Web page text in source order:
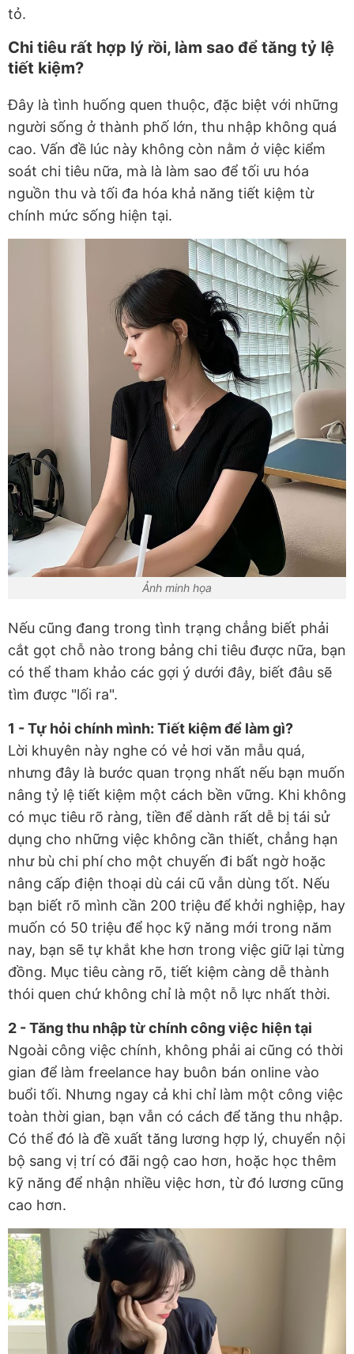
tỏ.
Chi tiêu rất hợp lý rồi, làm sao để tăng tỷ lệ
tiết kiệm?
Đây là tình huống quen thuộc, đặc biệt với những
người sống ở thành phố lớn, thu nhập không quá
cao. Vấn đề lúc này không còn nằm ở việc kiểm
soát chi tiêu nữa, mà là làm sao để tối ưu hóa
nguồn thu và tối đa hóa khả năng tiết kiệm từ
chính mức sống hiện tại.
Ảnh minh họa
Nếu cũng đang trong tình trạng chẳng biết phải
cắt gọt chỗ nào trong bảng chi tiêu được nữa, bạn
có thể tham khảo các gợi ý dưới đây, biết đâu sẽ
tìm được "lối ra".
1 - Tự hỏi chính mình: Tiết kiệm để làm gì?
Lời khuyên này nghe có vẻ hơi văn mẫu quá,
nhưng đây là bước quan trọng nhất nếu bạn muốn
nâng tỷ lệ tiết kiệm một cách bền vững. Khi không
có mục tiêu rõ ràng, tiền để dành rất dễ bị tái sử
dụng cho những việc không cần thiết, chẳng hạn
như bù chi phí cho một chuyến đi bất ngờ hoặc
nâng cấp điện thoại dù cái cũ vẫn dùng tốt. Nếu
bạn biết rõ mình cần 200 triệu để khởi nghiệp, hay
muốn có 50 triệu để học kỹ năng mới trong năm
nay, bạn sẽ tự khắt khe hơn trong việc giữ lại từng
đồng. Mục tiêu càng rõ, tiết kiệm càng dễ thành
thói quen chứ không chỉ là một nỗ lực nhất thời.
2 - Tăng thu nhập từ chính công việc hiện tại
Ngoài công việc chính, không phải ai cũng có thời
gian để làm freelance hay buôn bán online vào
buổi tối. Nhưng ngay cả khi chỉ làm một công việc
toàn thời gian, bạn vẫn có cách để tăng thu nhập.
Có thể đó là đề xuất tăng lương hợp lý, chuyển nội
bộ sang vị trí có đãi ngộ cao hơn, hoặc học thêm
kỹ năng để nhận nhiều việc hơn, từ đó lương cũng
cao hơn.